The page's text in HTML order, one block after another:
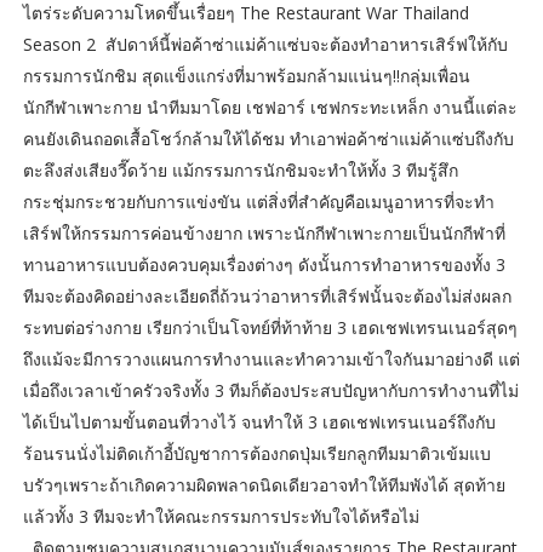
ไตร่ระดับความโหดขึ้นเรื่อยๆ The Restaurant War Thailand
Season 2 สัปดาห์นี้พ่อค้าซ่าแม่ค้าแซ่บจะต้องทำอาหารเสิร์ฟให้กับ
กรรมการนักชิม สุดแข็งแกร่งที่มาพร้อมกล้ามแน่นๆ!!กลุ่มเพื่อน
นักกีฬาเพาะกาย นำทีมมาโดย เชฟอาร์ เชฟกระทะเหล็ก งานนี้แต่ละ
คนยังเดินถอดเสื้อโชว์กล้ามให้ได้ชม ทำเอาพ่อค้าซ่าแม่ค้าแซ่บถึงกับ
ตะลึงส่งเสียงวี๊ดว้าย แม้กรรมการนักชิมจะทำให้ทั้ง 3 ทีมรู้สึก
กระชุ่มกระชวยกับการแข่งขัน แต่สิ่งที่สำคัญคือเมนูอาหารที่จะทำ
เสิร์ฟให้กรรมการค่อนข้างยาก เพราะนักกีฬาเพาะกายเป็นนักกีฬาที่
ทานอาหารแบบต้องควบคุมเรื่องต่างๆ ดังนั้นการทำอาหารของทั้ง 3
ทีมจะต้องคิดอย่างละเอียดถี่ถ้วนว่าอาหารที่เสิร์ฟนั้นจะต้องไม่ส่งผลก
ระทบต่อร่างกาย เรียกว่าเป็นโจทย์ที่ท้าท้าย 3 เฮดเชฟเทรนเนอร์สุดๆ
ถึงแม้จะมีการวางแผนการทำงานและทำความเข้าใจกันมาอย่างดี แต่
เมื่อถึงเวลาเข้าครัวจริงทั้ง 3 ทีมก็ต้องประสบปัญหากับการทำงานที่ไม่
ได้เป็นไปตามขั้นตอนที่วางไว้ จนทำให้ 3 เฮดเชฟเทรนเนอร์ถึงกับ
ร้อนรนนั่งไม่ติดเก้าอี้บัญชาการต้องกดปุ่มเรียกลูกทีมมาติวเข้มแบ
บรัวๆเพราะถ้าเกิดความผิดพลาดนิดเดียวอาจทำให้ทีมพังได้ สุดท้าย
แล้วทั้ง 3 ทีมจะทำให้คณะกรรมการประทับใจได้หรือไม่